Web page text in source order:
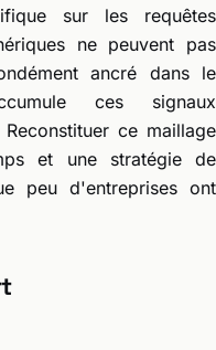
sur les requêtes
ne peuvent pas
ancré dans le
ces signaux
ce maillage
et une stratégie de
peu d'entreprises ont